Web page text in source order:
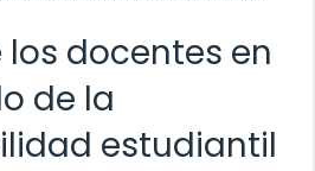
los docentes en
de la
estudiantil